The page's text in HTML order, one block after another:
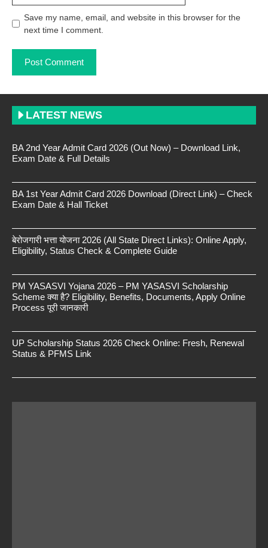
Save my name, email, and website in this browser for the
next time I comment.
LATEST NEWS
BA 2nd Year Admit Card 2026 (Out Now) – Download Link,
Exam Date & Full Details
BA 1st Year Admit Card 2026 Download (Direct Link) – Check
Exam Date & Hall Ticket
बेरोजगारी भत्ता योजना 2026 (All State Direct Links): Online Apply,
Eligibility, Status Check & Complete Guide
PM YASASVI Yojana 2026 – PM YASASVI Scholarship
Scheme क्या है? Eligibility, Benefits, Documents, Apply Online
Process पूरी जानकारी
UP Scholarship Status 2026 Check Online: Fresh, Renewal
Status & PFMS Link